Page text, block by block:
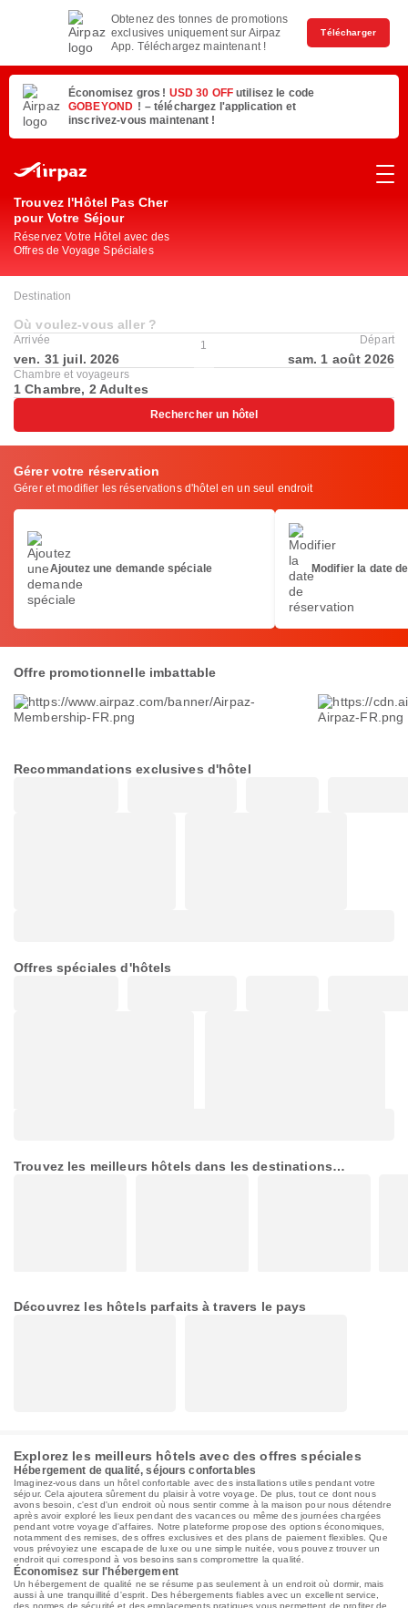
Obtenez des tonnes de promotions
exclusives uniquement sur Airpaz
App. Téléchargez maintenant !
Télécharger
Économisez gros ! USD 30 OFFutilisez le code
GOBEYOND ! – téléchargez l'application et
inscrivez-vous maintenant !
Trouvez l'Hôtel Pas Cher
pour Votre Séjour
Réservez Votre Hôtel avec des
Offres de Voyage Spéciales
Destination
Où voulez-vous aller ?
Arrivée
ven. 31 juil. 2026
1 Départ
sam. 1 août 2026
Chambre et voyageurs
1 Chambre, 2 Adultes
Rechercher un hôtel
Gérer votre réservation
Gérer et modifier les réservations d'hôtel en un seul endroit
Ajoutez une demande spéciale Modifier la date
Offre promotionnelle imbattable
Recommandations exclusives d'hôtel
Offres spéciales d'hôtels
Trouvez les meilleurs hôtels dans les destinations
Découvrez les hôtels parfaits à travers le pays
Explorez les meilleurs hôtels avec des offres spéciales
Hébergement de qualité, séjours confortables
Imaginez-vous dans un hôtel confortable avec des installations utiles pendant votre
séjour. Cela ajoutera sûrement du plaisir à votre voyage. De plus, tout ce dont nous
avons besoin, c'est d'un endroit où nous sentir comme à la maison pour nous détendre
après avoir exploré les lieux pendant des vacances ou même des journées chargées
pendant votre voyage d'affaires. Notre plateforme propose des options économiques,
notamment des remises, des offres exclusives et des plans de paiement flexibles. Que
vous prévoyiez une escapade de luxe ou une simple nuitée, vous pouvez trouver un
endroit qui correspond à vos besoins sans compromettre la qualité.
Économisez sur l'hébergement
Un hébergement de qualité ne se résume pas seulement à un endroit où dormir, mais
aussi à une tranquillité d'esprit. Des hébergements fiables avec un excellent service,
des normes de sécurité et des emplacements pratiques vous permettent de profiter de